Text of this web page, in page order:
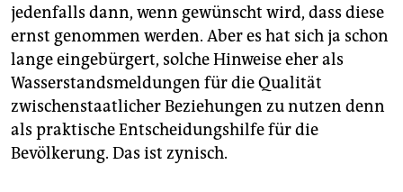
jedenfalls dann, wenn gewünscht wird, dass diese
ernst genommen werden. Aber es hat sich ja schon
lange eingebürgert, solche Hinweise eher als
Wasserstandsmeldungen für die Qualität
zwischenstaatlicher Beziehungen zu nutzen denn
als praktische Entscheidungshilfe für die
Bevölkerung. Das ist zynisch.